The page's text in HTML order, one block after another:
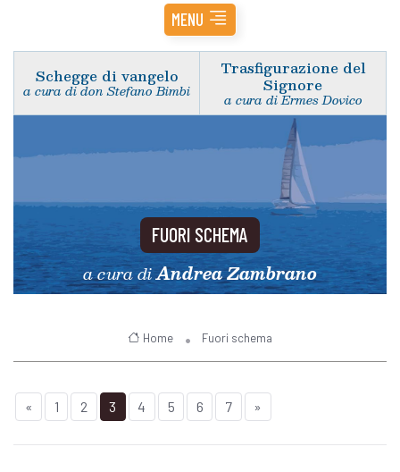
MENU
Schegge di vangelo
a cura di don Stefano Bimbi
Trasfigurazione del
Signore
a cura di Ermes Dovico
FUORI SCHEMA
a cura diAndrea Zambrano
Home Fuori schema
« 1 2 3 4 5 6 7 »